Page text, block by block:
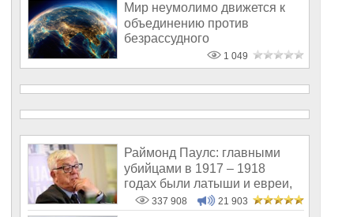
Мир неумолимо движется к
объединению против
безрассудного
паразитического Запада
1 049
Раймонд Паулс: главными
убийцами в 1917 – 1918
годах были латыши и евреи,
а не русс
337 908 21 903